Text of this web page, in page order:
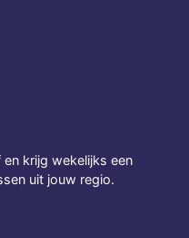
krijg wekelijks een
uit jouw regio.